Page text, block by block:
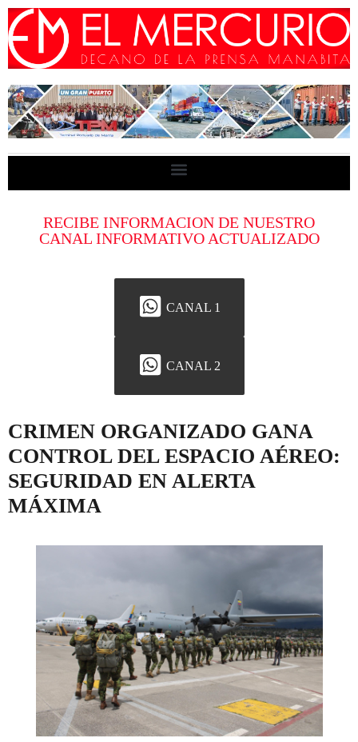
RECIBE INFORMACION DE NUESTRO
CANAL INFORMATIVO ACTUALIZADO
CANAL 1
CANAL 2
CRIMEN ORGANIZADO GANA
CONTROL DEL ESPACIO AÉREO:
SEGURIDAD EN ALERTA
MÁXIMA